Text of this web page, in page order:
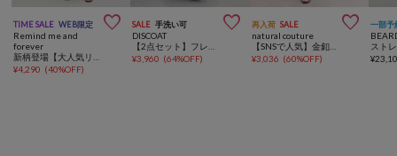
TIME SALE WEB限定 
Remind me and
forever
¥4,290 (40%OFF)
SALE 手洗い可 
DISCOAT
¥3,960 (64%OFF)
再入荷 SALE 
natural couture
【SNSで人気】金釦テーラーワンピース
¥3,036 (60%OFF)
一部予
¥